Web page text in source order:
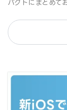
パクトにまとめて